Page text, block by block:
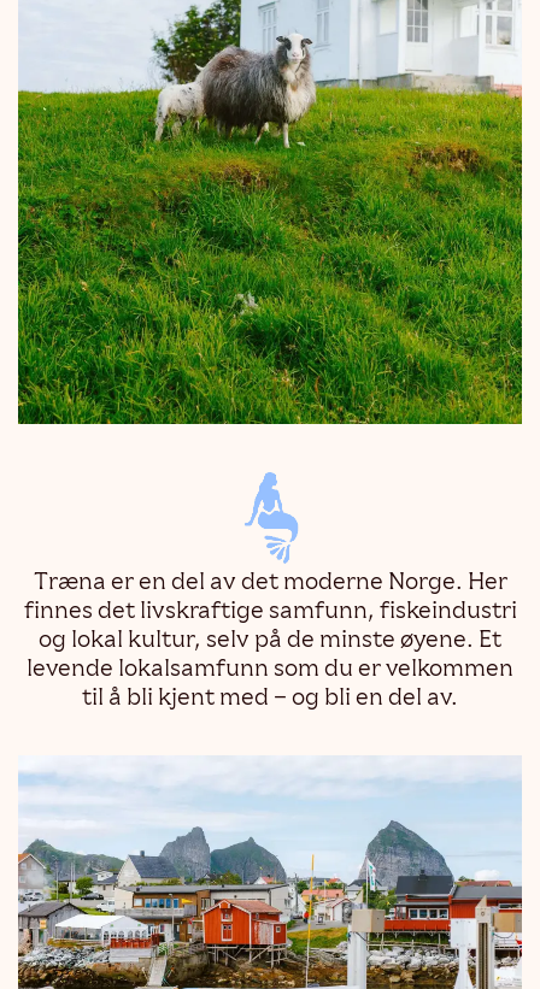
Træna er en del av det moderne Norge. Her
finnes det livskraftige samfunn, fiskeindustri
og lokal kultur, selv på de minste øyene. Et
levende lokalsamfunn som du er velkommen
til å bli kjent med – og bli en del av.